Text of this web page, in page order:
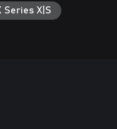
Series X|S